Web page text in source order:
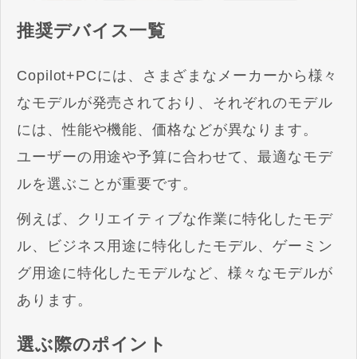
推奨デバイス一覧
Copilot+PCには、さまざまなメーカーから様々
なモデルが発売されており、それぞれのモデル
には、性能や機能、価格などが異なります。
ユーザーの用途や予算に合わせて、最適なモデ
ルを選ぶことが重要です。
例えば、クリエイティブな作業に特化したモデ
ル、ビジネス用途に特化したモデル、ゲーミン
グ用途に特化したモデルなど、様々なモデルが
あります。
選ぶ際のポイント